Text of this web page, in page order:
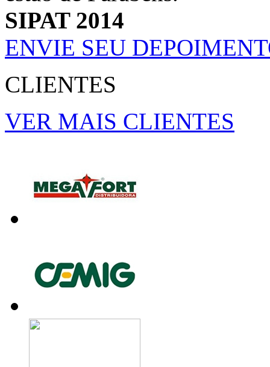
SIPAT 2014
ENVIE SEU
CLIENTES
VER MAIS CLIENTES